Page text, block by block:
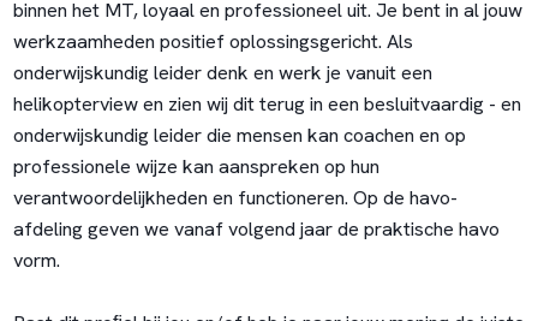
binnen het MT, loyaal en professioneel uit. Je bent in al jouw
werkzaamheden positief oplossingsgericht. Als
onderwijskundig leider denk en werk je vanuit een
helikopterview en zien wij dit terug in een besluitvaardig - en
onderwijskundig leider die mensen kan coachen en op
professionele wijze kan aanspreken op hun
verantwoordelijkheden en functioneren. Op de havo-
afdeling geven we vanaf volgend jaar de praktische havo
vorm.